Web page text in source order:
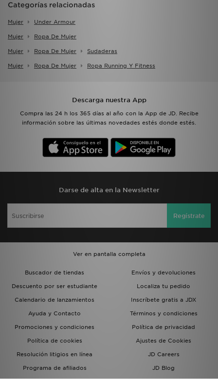
Categorías relacionadas
Mujer Under Armour
Mujer Ropa De Mujer
Mujer Ropa De Mujer Sudaderas
Mujer Ropa De Mujer Ropa Running Y Fitness
Descarga nuestra App
Compra las 24 h los 365 días al año con la App de JD. Recibe
información sobre las últimas novedades estés donde estés.
Darse de alta en la Newsletter
Regístrate
Ver en pantalla completa
Buscador de tiendas
Envíos y devoluciones
Descuento por ser estudiante
Localiza tu pedido
Calendario de lanzamientos
Inscríbete gratis a JDX
Ayuda y Contacto
Términos y condiciones
Promociones y condiciones
Política de privacidad
Política de cookies
Ajustes de Cookies
Resolución litigios en línea
JD Careers
Programa de afiliados
JD Blog